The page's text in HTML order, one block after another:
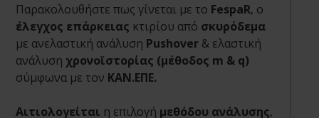
Παρακολουθήστε πως γίνεται με το FespaR, o
έλεγχος επάρκειας κτιρίου από σκυρόδεμα
με ανελαστική ανάλυση Pushover& ελαστική
ανάλυση χρονοϊστορίας (μέθοδος m & q)
σύμφωνα με τον KAN.ΕΠΕ.
Αιτιολογείται η επιλογή μεθόδου ανάλυσης,